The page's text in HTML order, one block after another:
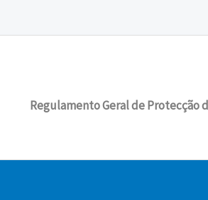
Regulamento Geral de Protecção